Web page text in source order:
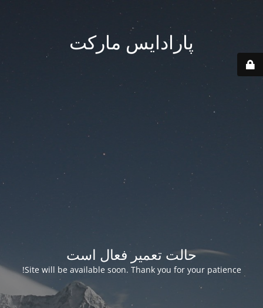
پارادایس مارکت
حالت تعمیر فعال است
Site will be available soon. Thank you for your patience!